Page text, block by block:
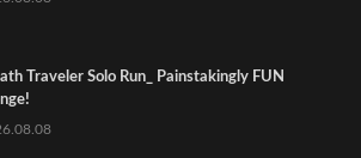
Traveler Solo Run_ Painstakingly FUN